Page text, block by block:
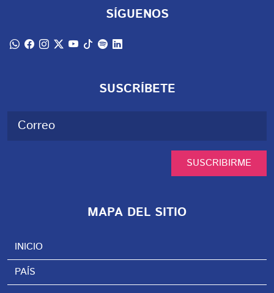
SÍGUENOS
SUSCRÍBETE
SUSCRIBIRME
MAPA DEL SITIO
INICIO
PAÍS